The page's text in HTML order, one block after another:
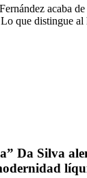
acaba
que distingue
Da Silva